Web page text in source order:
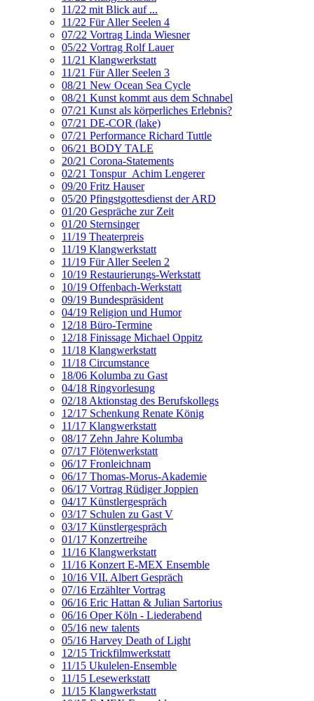
11/22 mit Blick auf ...
11/22 Für Aller Seelen 4
07/22 Vortrag Linda Wiesner
05/22 Vortrag Rolf Lauer
11/21 Klangwerkstatt
11/21 Für Aller Seelen 3
08/21 New Ocean Sea Cycle
08/21 Kunst kommt aus dem Schnabel
07/21 Kunst als körperliches Erlebnis?
07/21 DE-COR (lake)
07/21 Performance Richard Tuttle
06/21 BODY TALE
20/21 Corona-Statements
02/21 Tonspur_Achim Lengerer
09/20 Fritz Hauser
05/20 Pfingstgottesdienst der ARD
01/20 Gespräche zur Zeit
01/20 Sternsinger
11/19 Theaterpreis
11/19 Klangwerkstatt
11/19 Für Aller Seelen 2
10/19 Restaurierungs-Werkstatt
10/19 Offenbach-Werkstatt
09/19 Bundespräsident
04/19 Religion und Humor
12/18 Büro-Termine
12/18 Finissage Michael Oppitz
11/18 Klangwerkstatt
11/18 Circumstance
18/06 Kolumba zu Gast
04/18 Ringvorlesung
02/18 Aktionstag des Berufskollegs
12/17 Schenkung Renate König
11/17 Klangwerkstatt
08/17 Zehn Jahre Kolumba
07/17 Flötenwerkstatt
06/17 Fronleichnam
06/17 Thomas-Morus-Akademie
06/17 Vortrag Rüdiger Joppien
04/17 Künstlergespräch
03/17 Schulen zu Gast V
03/17 Künstlergespräch
01/17 Konzertreihe
11/16 Klangwerkstatt
11/16 Konzert E-MEX Ensemble
10/16 VII. Albert Gespräch
07/16 Erzählter Vortrag
06/16 Eric Hattan & Julian Sartorius
06/16 Oper Köln - Liederabend
05/16 new talents
05/16 Harvey Death of Light
12/15 Trickfilmwerkstatt
11/15 Ukulelen-Ensemble
11/15 Lesewerkstatt
11/15 Klangwerkstatt